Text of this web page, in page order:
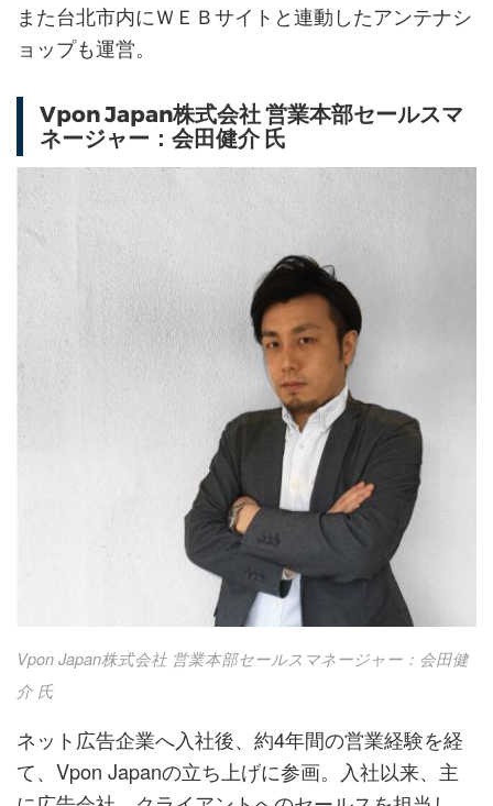
また台北市内にＷＥＢサイトと連動したアンテナシ
ョップも運営。
Vpon Japan株式会社 営業本部セールスマ
ネージャー：会田健介 氏
Vpon Japan株式会社 営業本部セールスマネージャー：会田健
介 氏
ネット広告企業へ入社後、約4年間の営業経験を経
て、Vpon Japanの立ち上げに参画。入社以来、主